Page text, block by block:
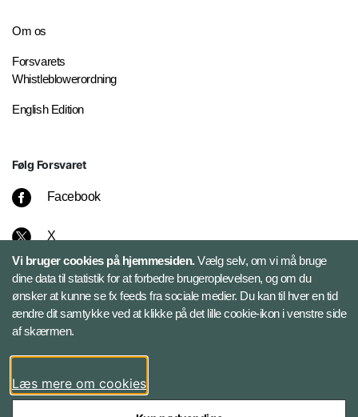
Om os
Forsvarets
Whistleblowerordning
English Edition
Følg Forsvaret
Facebook
X
Instagram
Bluesky
LinkedIn
Vi bruger cookies på hjemmesiden.Vælg selv, om vi må bruge
dine data til statistik for at forbedre brugeroplevelsen, og om du
ønsker at kunne se fx feeds fra sociale medier. Du kan til hver en tid
ændre dit samtykke ved at klikke på det lille cookie-ikon i venstre side
af skærmen.
Læs mere om cookies